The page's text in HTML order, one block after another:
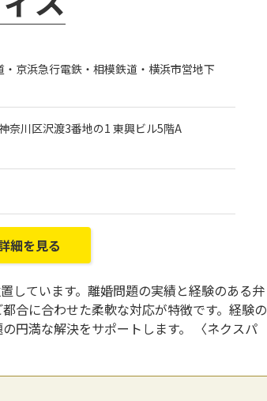
京浜急行電鉄・相模鉄道・横浜市営地下
奈川区沢渡3番地の1 東興ビル5階A
細を見る
しています。離婚問題の実績と経験のある弁
合に合わせた柔軟な対応が特徴です。経験の
円満な解決をサポートします。 〈ネクスパ